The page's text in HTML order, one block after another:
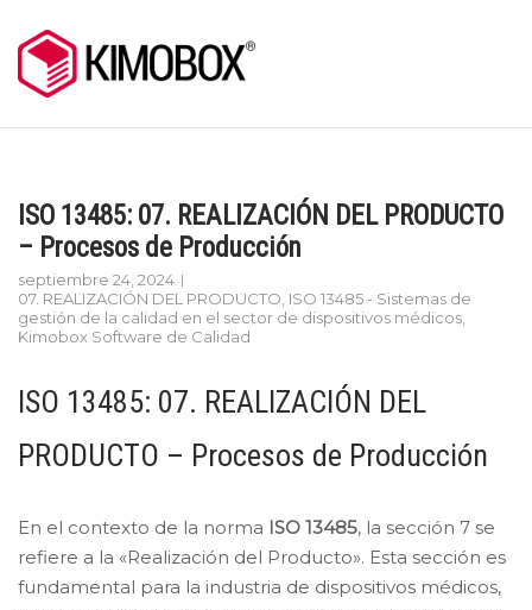
to
content
ISO 13485: 07. REALIZACIÓN DEL PRODUCTO
– Procesos de Producción
septiembre 24, 2024
07. REALIZACIÓN DEL PRODUCTO ISO 13485 - Sistemas de
gestión de la calidad en el sector de dispositivos médicos
Kimobox Software de Calidad
ISO 13485: 07. REALIZACIÓN DEL
PRODUCTO – Procesos de Producción
En el contexto de la norma ISO 13485, la sección 7 se
refiere a la «Realización del Producto». Esta sección es
fundamental para la industria de dispositivos médicos,